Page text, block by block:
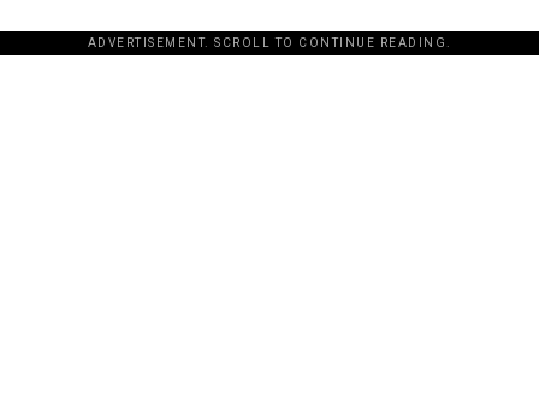
ADVERTISEMENT. SCROLL TO CONTINUE READING.